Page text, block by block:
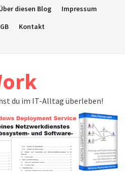
diesen Blog
Impressum
Kontakt
du im IT-Alltag überleben!